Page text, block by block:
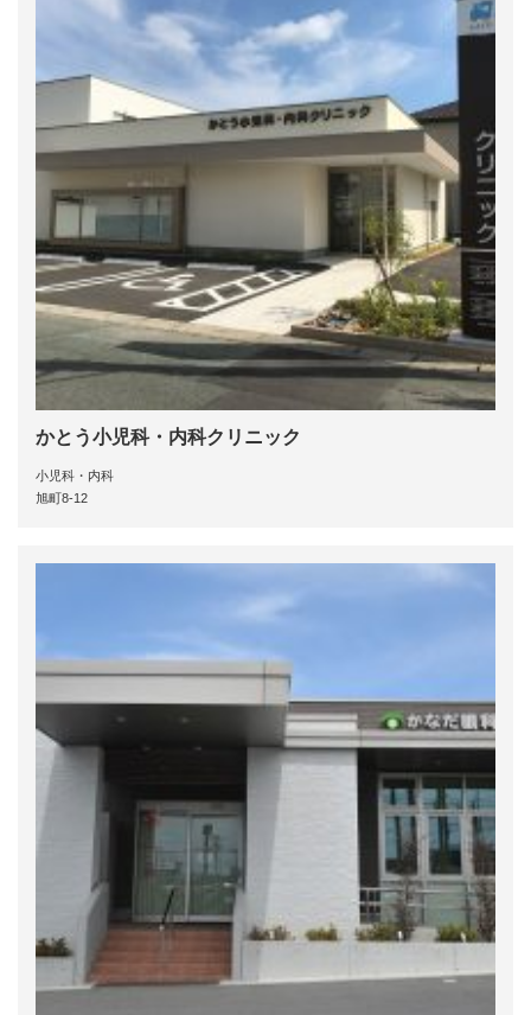
かとう小児科・内科クリニック
小児科・内科
旭町8-12